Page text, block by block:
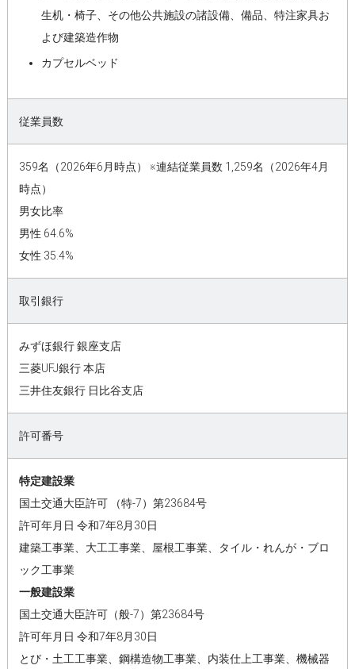
生机・椅子、その他公共施設の諸設備、備品、特注家具お
よび建築造作物
カプセルベッド
従業員数
359名（2026年6月時点） ※連結従業員数 1,259名（2026年4月
時点）
男女比率
男性 64.6%
女性 35.4%
取引銀行
みずほ銀行 銀座支店
三菱UFJ銀行 本店
三井住友銀行 日比谷支店
許可番号
特定建設業
国土交通大臣許可 （特-7）第23684号
許可年月日 令和7年8月30日
建築工事業、大工工事業、屋根工事業、タイル・れんが・ブロ
ック工事業
一般建設業
国土交通大臣許可（般-7）第23684号
許可年月日 令和7年8月30日
とび・土工工事業、鋼構造物工事業、内装仕上工事業、機械器